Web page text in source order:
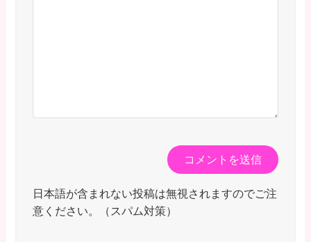
日本語が含まれない投稿は無視されますのでご注
意ください。（スパム対策）